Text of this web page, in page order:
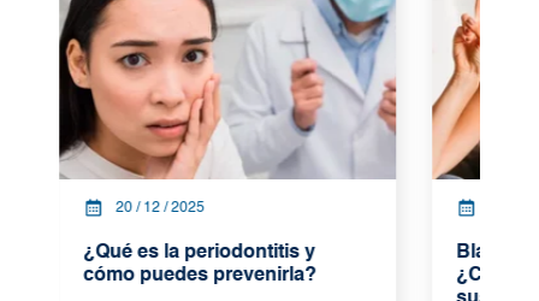
20 / 12 / 2025
¿Qué es la periodontitis y
cómo puedes prevenirla?
¿Cómo